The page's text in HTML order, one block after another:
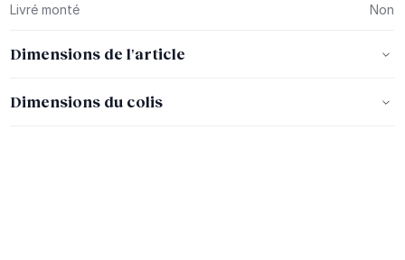
Livré monté Non
Dimensions de l'article
Dimensions du colis